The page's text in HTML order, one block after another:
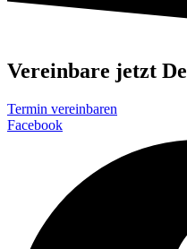
Vereinbare jetzt
Termin vereinbaren
Facebook